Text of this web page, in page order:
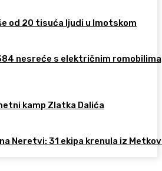
od 20 tisuća ljudi u Imotskom
nesreće s električnim
kamp Zlatka Dalića
Neretvi: 31 ekipa krenula iz